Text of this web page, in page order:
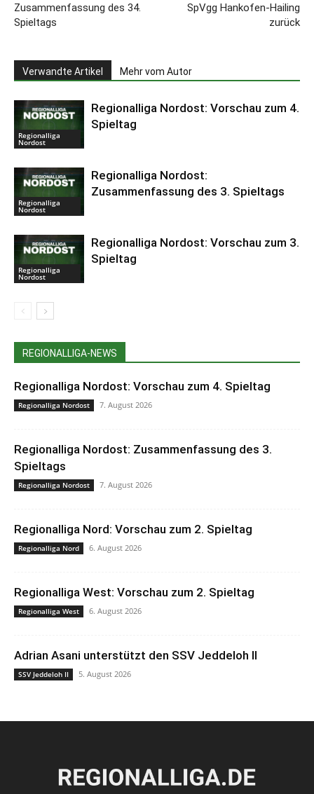
Zusammenfassung des 34.
Spieltags
SpVgg Hankofen-Hailing
zurück
Verwandte Artikel Mehr vom Autor
Regionalliga
Nordost
Regionalliga Nordost: Vorschau zum 4.
Spieltag
Regionalliga
Nordost
Regionalliga Nordost:
Zusammenfassung des 3. Spieltags
Regionalliga
Nordost
Regionalliga Nordost: Vorschau zum 3.
Spieltag
REGIONALLIGA-NEWS
Regionalliga Nordost: Vorschau zum 4. Spieltag
Regionalliga Nordost 7. August 2026
Regionalliga Nordost: Zusammenfassung des 3.
Spieltags
Regionalliga Nordost 7. August 2026
Regionalliga Nord: Vorschau zum 2. Spieltag
Regionalliga Nord 6. August 2026
Regionalliga West: Vorschau zum 2. Spieltag
Regionalliga West 6. August 2026
Adrian Asani unterstützt den SSV Jeddeloh II
SSV Jeddeloh II 5. August 2026